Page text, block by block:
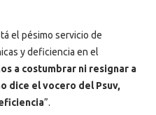
el pésimo servicio de
y deficiencia en el
a costumbrar ni resignar a
dice el vocero del Psuv,
”.